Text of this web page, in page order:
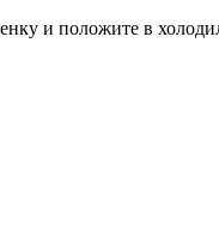
и положите в